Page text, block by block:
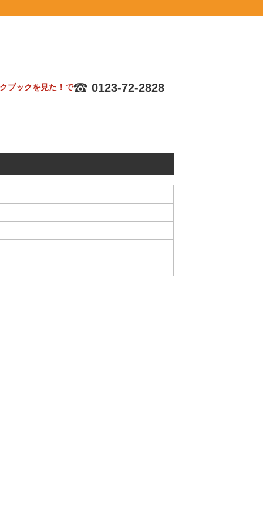
ブックを見た！で 0123-72-2828